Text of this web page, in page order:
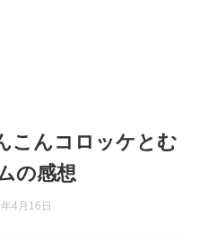
こんコロッケとむ
の感想
4月16日